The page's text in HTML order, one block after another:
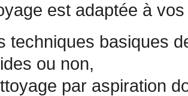
est adaptée à
techniques basiques
ou non,
par aspiration